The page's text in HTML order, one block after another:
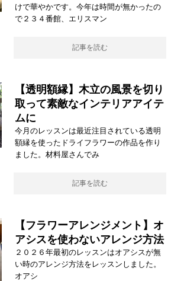
けで華やかです。今年は時間が無かったの
で２３４番館、エリスマン
記事を読む
【透明額縁】木立の風景を切り
取って素敵なインテリアアイテ
ムに
今月のレッスンは最近注目されている透明
額縁を使ったドライフラワーの作品を作り
ました。材料屋さんでみ
記事を読む
【フラワーアレンジメント】オ
アシスを使わないアレンジ方法
２０２６年最初のレッスンはオアシスが無
い時のアレンジ方法をレッスンしました。
オアシ